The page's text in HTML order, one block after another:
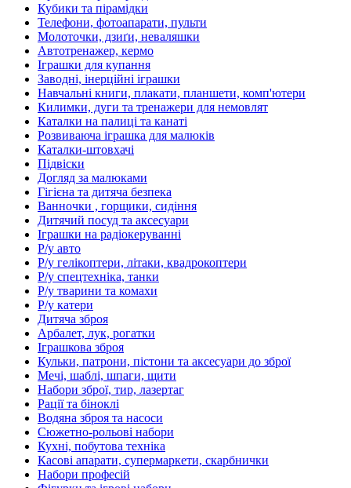
Кубики та пірамідки
Телефони, фотоапарати, пульти
Молоточки, дзиґи, неваляшки
Автотренажер, кермо
Іграшки для купання
Заводні, інерційні іграшки
Навчальні книги, плакати, планшети, комп'ютери
Килимки, дуги та тренажери для немовлят
Каталки на палиці та канаті
Розвиваюча іграшка для малюків
Каталки-штовхачі
Підвіски
Догляд за малюками
Гігієна та дитяча безпека
Ванночки , горщики, сидіння
Дитячий посуд та аксесуари
Іграшки на радіокеруванні
Р/у авто
Р/у гелікоптери, літаки, квадрокоптери
Р/у спецтехніка, танки
Р/у тварини та комахи
Р/у катери
Дитяча зброя
Арбалет, лук, рогатки
Іграшкова зброя
Кульки, патрони, пістони та аксесуари до зброї
Мечі, шаблі, шпаги, щити
Набори зброї, тир, лазертаг
Рації та біноклі
Водяна зброя та насоси
Сюжетно-рольові набори
Кухні, побутова техніка
Касові апарати, супермаркети, скарбнички
Набори професій